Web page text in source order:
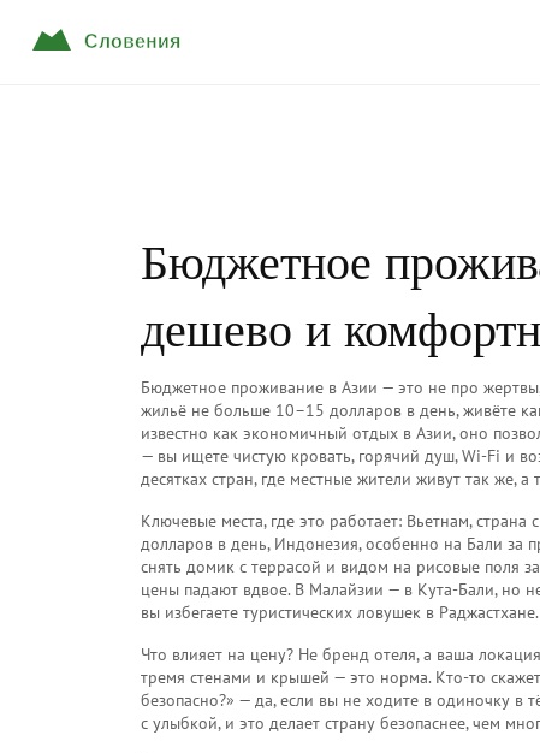
Бюджетное
дешево и
Бюджетное проживание в Азии — это не про
жильё не больше 10–15 долларов в день, живёте
известно как экономичный отдых в Азии, оно
— вы ищете чистую кровать, горячий душ, Wi-Fi и
десятках стран, где местные жители живут так же,
Ключевые места, где это работает: Вьетнам,страна
долларов в день, Индонезия,особенно на Бали за
снять домик с террасой и видом на рисовые поля
цены падают вдвое. В Малайзии — в Кута-Бали, но
вы избегаете туристических ловушек в
Что влияет на цену? Не бренд отеля, а ваша
тремя стенами и крышей — это норма. Кто-то
безопасно?» — да, если вы не ходите в одиночку в
с улыбкой, и это делает страну безопаснее, чем